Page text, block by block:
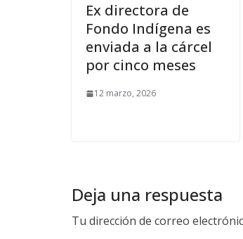
Ex directora de
Fondo Indígena es
enviada a la cárcel
por cinco meses
12 marzo, 2026
Deja una respuesta
Tu dirección de correo